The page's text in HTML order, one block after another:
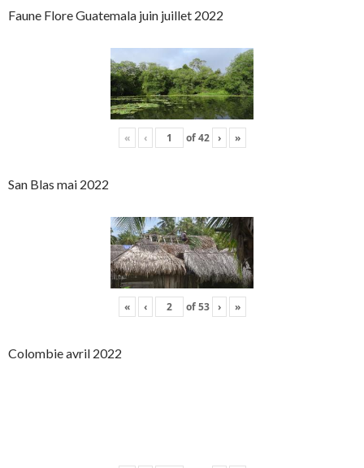
Faune Flore Guatemala juin juillet 2022
« ‹ of42 › »
San Blas mai 2022
« ‹ of53 › »
Colombie avril 2022